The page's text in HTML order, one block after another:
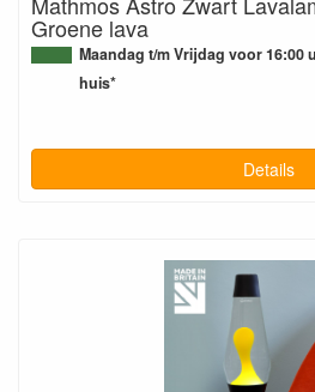
Groene lava
Maandag t/m Vrijdag voor 16:00
huis*
Details